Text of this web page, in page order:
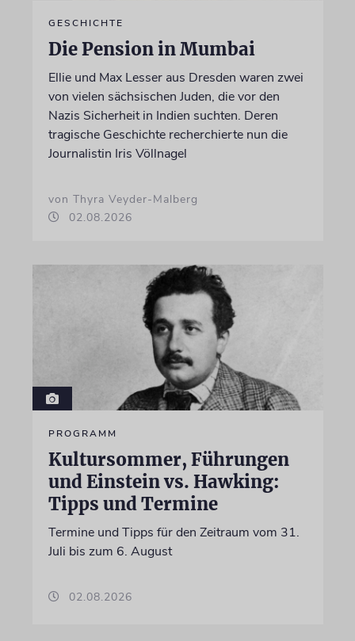
GESCHICHTE
Die Pension in Mumbai
Ellie und Max Lesser aus Dresden waren zwei
von vielen sächsischen Juden, die vor den
Nazis Sicherheit in Indien suchten. Deren
tragische Geschichte recherchierte nun die
Journalistin Iris Völlnagel
von Thyra Veyder-Malberg
02.08.2026
PROGRAMM
Kultursommer, Führungen
und Einstein vs. Hawking:
Tipps und Termine
Termine und Tipps für den Zeitraum vom 31.
Juli bis zum 6. August
02.08.2026